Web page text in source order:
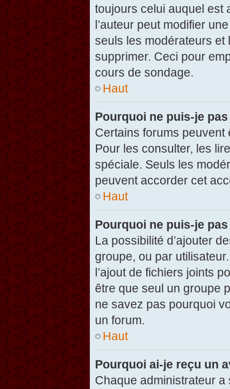
toujours celui auquel est
l’auteur peut modifier
seuls les modérateurs et
supprimer. Ceci pour
cours de sondage.
Haut
Pourquoi ne puis-je
Certains forums
Pour les consulter, les
spéciale. Seuls les
peuvent accorder cet
Haut
Pourquoi ne puis-je
La possibilité d’ajouter
groupe, ou par
l’ajout de fichiers joints
être que seul un groupe
ne savez pas pourquoi
un forum.
Haut
Pourquoi ai-je reçu un
Chaque administrateur